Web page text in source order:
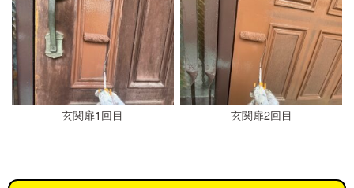
玄関扉1回目 玄関扉2回目